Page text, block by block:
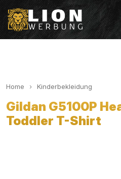
Home Kinderbekleidung
Gildan G5100P
Toddler T-Shirt